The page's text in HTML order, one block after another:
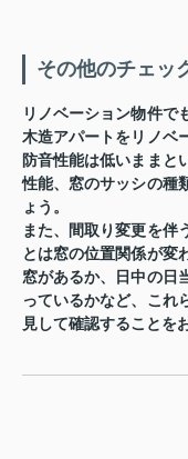
その他のチェッ
リノベーション物件で
木造アパートをリノベ
防音性能は低いままと
性能、窓のサッシの種
ょう。
また、間取り変更を伴
とは窓の位置関係が変
窓があるか、日中の日
っているかなど、これ
見して確認することを